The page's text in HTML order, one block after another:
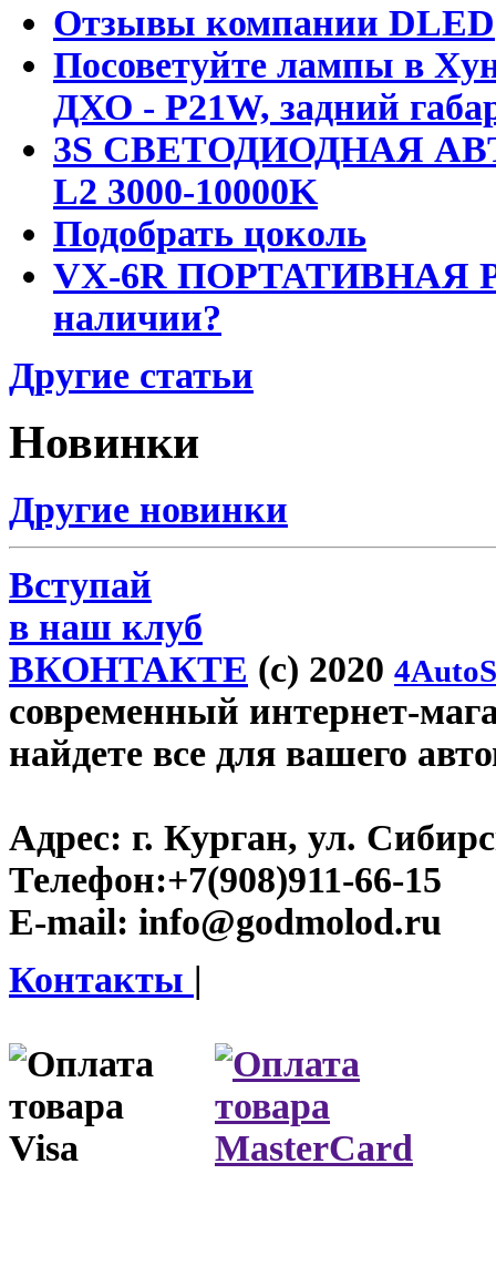
Отзывы компании DLED
Посоветуйте лампы в
ДХО - P21W, задний
3S СВЕТОДИОДНАЯ
L2 3000-10000K
Подобрать цоколь
VX-6R ПОРТАТИВНАЯ
наличии?
Другие статьи
Новинки
Другие новинки
Вступай
в наш клуб
ВКОНТАКТЕ (c) 2020
современный интернет-
найдете все для вашего
Адрес: г. Курган, ул.
Телефон:+7(908)911-66-15
E-mail: info@godmolod.ru
Контакты |